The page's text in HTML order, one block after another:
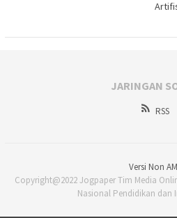
JARINGAN
RSS
Versi Non
Copyright@2022 Jogpaper Tim Media
Nasional Pendidikan dan